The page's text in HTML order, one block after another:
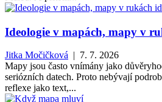
Ideologie v mapách, mapy v
Jitka Močičková | 7. 7. 2026
Mapy jsou často vnímány jako
seriózních datech. Proto nebývají
reflexe jako text,...